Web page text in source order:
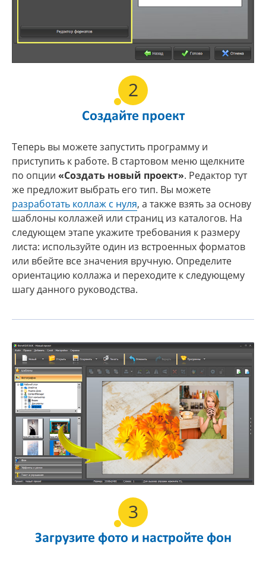
2
Создайте проект
Теперь вы можете запустить программу и
приступить к работе. В стартовом меню щелкните
по опции «Создать новый проект». Редактор тут
же предложит выбрать его тип. Вы можете
разработать коллаж с нуля, а также взять за основу
шаблоны коллажей или страниц из каталогов. На
следующем этапе укажите требования к размеру
листа: используйте один из встроенных форматов
или вбейте все значения вручную. Определите
ориентацию коллажа и переходите к следующему
шагу данного руководства.
3
Загрузите фото и настройте фон